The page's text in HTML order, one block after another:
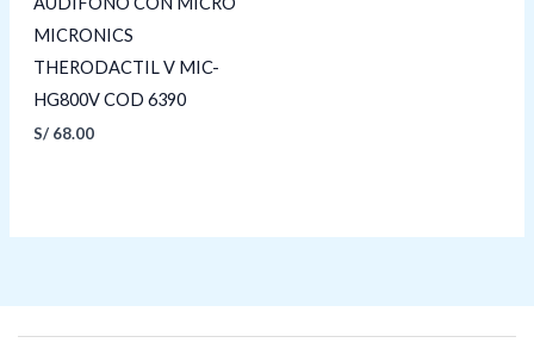
MICRONICS
THERODACTIL V MIC-
HG800V COD 6390
S/68.00